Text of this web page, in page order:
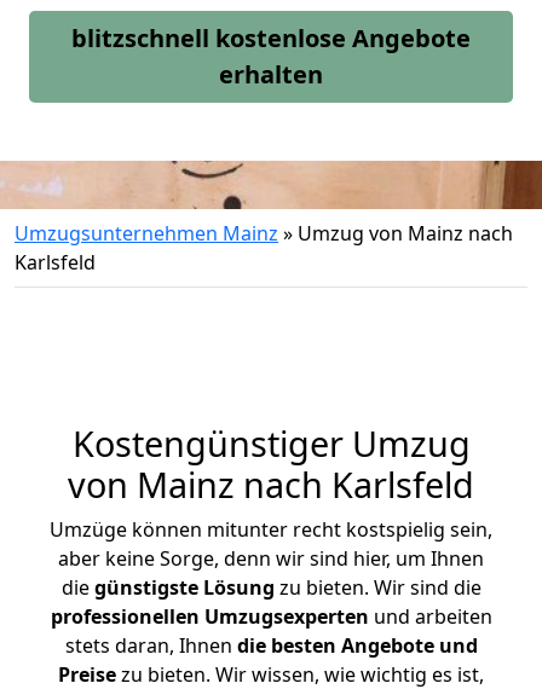
blitzschnell kostenlose Angebote
erhalten
Umzugsunternehmen Mainz » Umzug von Mainz nach
Karlsfeld
Kostengünstiger Umzug
von Mainz nach Karlsfeld
Umzüge können mitunter recht kostspielig sein,
aber keine Sorge, denn wir sind hier, um Ihnen
diegünstigste Lösung zu bieten. Wir sind die
professionellen Umzugsexperten und arbeiten
stets daran, Ihnen die besten Angebote und
Preisezu bieten. Wir wissen, wie wichtig es ist,